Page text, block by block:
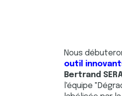
Nous
outil
Bertrand
l'équipe